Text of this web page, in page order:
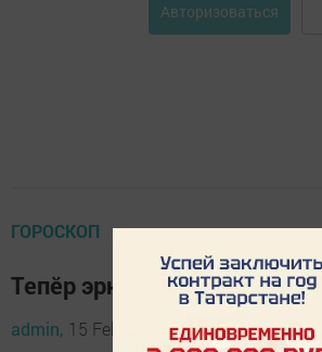
Авторизоваться
ГОРОСКОП
Тепӗр эрнере пире мӗн кӗтет
admin, 15 February 2020 - 06:46